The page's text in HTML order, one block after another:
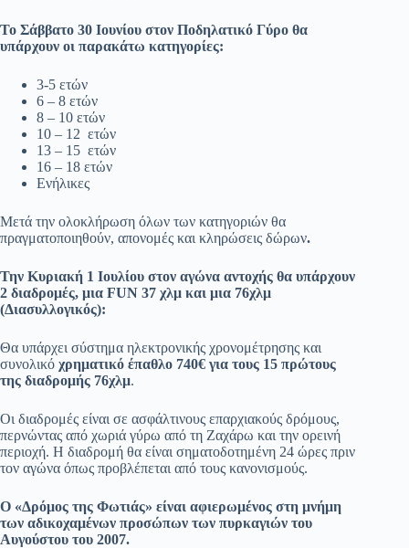
Το Σάββατο 30 Ιουνίου στον Ποδηλατικό Γύρο θα
υπάρχουν οι παρακάτω κατηγορίες:
3-5 ετών
6 – 8 ετών
8 – 10 ετών
10 – 12 ετών
13 – 15 ετών
16 – 18 ετών
Ενήλικες
Μετά την ολοκλήρωση όλων των κατηγοριών θα
πραγματοποιηθούν, απονομές και κληρώσεις δώρων.
Την Κυριακή 1 Ιουλίου στον αγώνα αντοχής θα υπάρχουν
2 διαδρομές, μια FUN 37 χλμ και μια 76χλμ
(Διασυλλογικός):
Θα υπάρχει σύστημα ηλεκτρονικής χρονομέτρησης και
συνολικό χρηματικό έπαθλο 740€ για τους 15 πρώτους
της διαδρομής 76χλμ.
Οι διαδρομές είναι σε ασφάλτινους επαρχιακούς δρόμους,
περνώντας από χωριά γύρω από τη Ζαχάρω και την ορεινή
περιοχή. Η διαδρομή θα είναι σηματοδοτημένη 24 ώρες πριν
τον αγώνα όπως προβλέπεται από τους κανονισμούς.
Ο «Δρόμος της Φωτιάς» είναι αφιερωμένος στη μνήμη
των αδικοχαμένων προσώπων των πυρκαγιών του
Αυγούστου του 2007.